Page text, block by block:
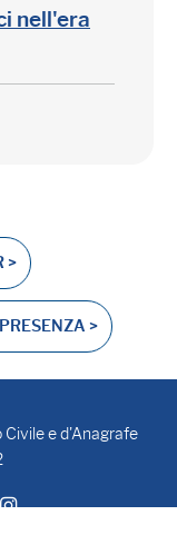
nell'era
>
>
e d'Anagrafe